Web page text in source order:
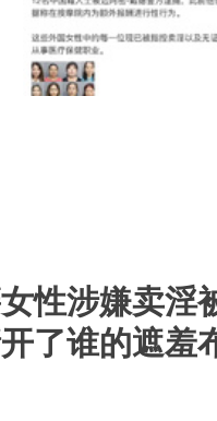
性涉嫌卖淫
了谁的遮羞